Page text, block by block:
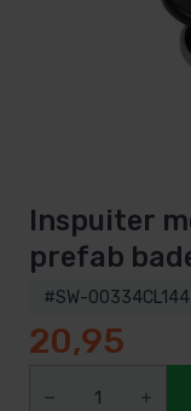
Inspuiter
prefab
#SW-00334CL144
20,95